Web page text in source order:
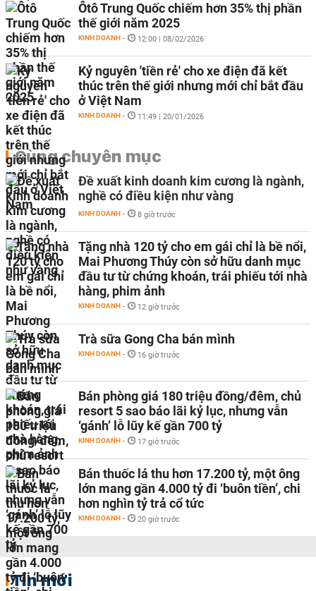
Ôtô Trung Quốc chiếm hơn 35% thị phần
thế giới năm 2025
KINH DOANH - 12:00 | 08/02/2026
Kỷ nguyên 'tiền rẻ' cho xe điện đã kết
thúc trên thế giới nhưng mới chỉ bắt đầu
ở Việt Nam
KINH DOANH - 11:49 | 20/01/2026
Cùng chuyên mục
Đề xuất kinh doanh kim cương là ngành,
nghề có điều kiện như vàng
KINH DOANH - 8 giờ trước
Tặng nhà 120 tỷ cho em gái chỉ là bề nổi,
Mai Phương Thúy còn sở hữu danh mục
đầu tư từ chứng khoán, trái phiếu tới nhà
hàng, phim ảnh
KINH DOANH - 12 giờ trước
Trà sữa Gong Cha bán mình
KINH DOANH - 16 giờ trước
Bán phòng giá 180 triệu đồng/đêm, chủ
resort 5 sao báo lãi kỷ lục, nhưng vẫn
‘gánh’ lỗ lũy kế gần 700 tỷ
KINH DOANH - 17 giờ trước
Bán thuốc lá thu hơn 17.200 tỷ, một ông
lớn mang gần 4.000 tỷ đi ‘buôn tiền’, chi
hơn nghìn tỷ trả cổ tức
KINH DOANH - 20 giờ trước
Tin mới